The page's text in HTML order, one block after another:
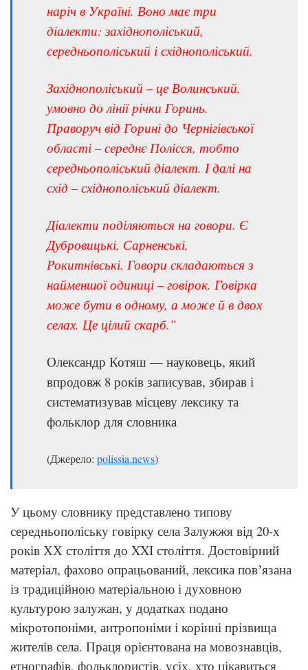
наріч в Україні. Воно має три
діалекти: західнополіський,
середньополіський і східнополіський.
Західнополіський – це Волинський,
умовно до лінії річки Горинь.
Праворуч від Горині до Чернігівської
області – середнє Полісся, тобто
середньополіський діалект. І далі на
схід – східнополіський діалект.
Діалекти поділяються на говори. Є
Дубровицькі, Сарненські,
Рокитнівські. Говори складаються з
найменшої одиниці – говірок. Говірка
може бути в одному, а може й в двох
селах. Це цілий скарб.”
Олександр Котяш — науковець, який
впродовж 8 років записував, збирав і
систематизував місцеву лексику та
фольклор для словника
(Джерело: polissia.news)
У цьому словнику представлено типову
середньополіську говірку села Залужжя від 20-х
років ХХ століття до XXI століття. Достовірний
матеріал, фахово опрацьований, лексика повʼязана
із традиційною матеріальною і духовною
культурою залужан, у додатках подано
мікротопоніми, антропоніми і корінні прізвища
жителів села. Праця орієнтована на мовознавців,
етнографів, фольклористів, усіх, хто цікавиться